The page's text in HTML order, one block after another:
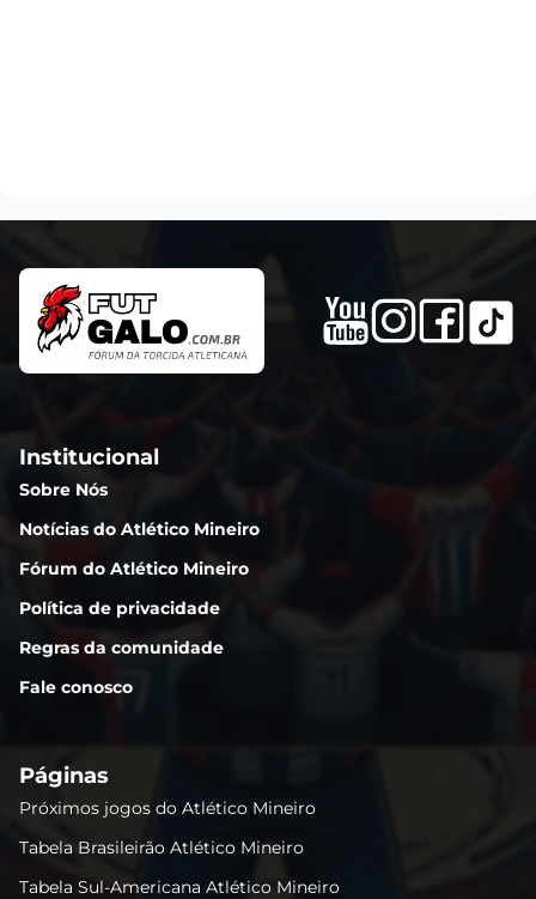
Institucional
Sobre Nós
Notícias do Atlético Mineiro
Fórum do Atlético Mineiro
Política de privacidade
Regras da comunidade
Fale conosco
Páginas
Próximos jogos do Atlético Mineiro
Tabela Brasileirão Atlético Mineiro
Tabela Sul-Americana Atlético Mineiro